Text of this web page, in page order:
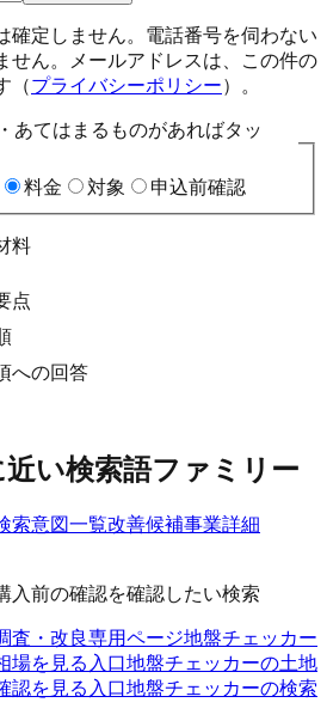
確定しません。電話番号を伺わない
せん。メールアドレスは、この件の
（プライバシーポリシー）。
あてはまるものがあればタッ
料金 対象 申込前確認
料
点
への回答
い検索語ファミリー
索意図一覧改善候補事業詳細
入前の確認を確認したい検索
査・改良専用ページ地盤チェッカー
場を見る入口地盤チェッカーの土地
認を見る入口地盤チェッカーの検索